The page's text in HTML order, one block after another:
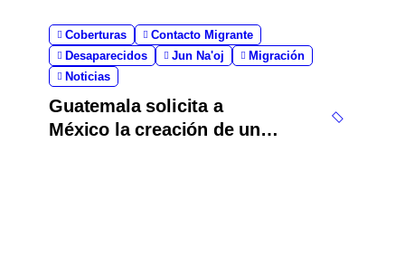
Coberturas
Contacto Migrante
Desaparecidos
Jun Na'oj
Migración
Noticias
Guatemala solicita a
México la creación de un